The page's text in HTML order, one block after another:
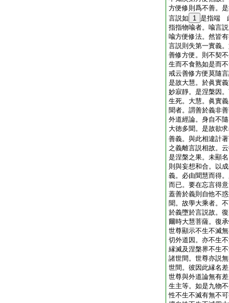
方便修則爲不善。
言説如
1 是指端
指指物喩者。喩言
喩方便修法。然皆
言説則失第一實義
善修方便。則不契
生而不食熟如是而
戒云善修方便莫隨
是故大慧。於眞實
妙寂靜。是涅槃因
生死。大慧。眞實
聞者。謂善於義非
外道經論。身自不
大徳多聞。是故欲
善義。與此相違計
之義離言説相故。
是涅槃之果。未顯
則與妄想和合。以
義。必由聞慧而得
而已。要在忘言得
蓋善於義則自他不
聞。故學大乘者。
於義墮於言説故。
爾時大慧菩薩。復
世尊顯示不生不滅
切外道因。亦不生
縁滅及涅槃界不生
諸世間。世尊亦説
世間。彼因此縁名
世尊與外道論無有
生主等。如是九物
性不生不滅有無不